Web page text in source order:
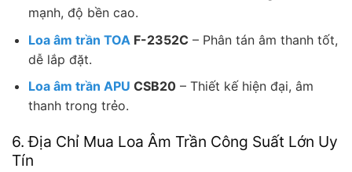
mạnh, độ bền cao.
Loa âm trần TOA F-2352C – Phân tán âm thanh tốt,
dễ lắp đặt.
Loa âm trần APU CSB20– Thiết kế hiện đại, âm
thanh trong trẻo.
6. Địa Chỉ Mua Loa Âm Trần Công Suất Lớn Uy
Tín